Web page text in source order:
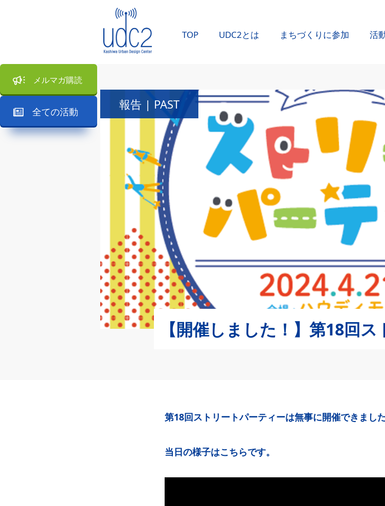
TOP UDC2とは まちづくりに参加 活
メルマガ購読
全ての活動 報告 | PAST
【開催しました！】第18回
第18回ストリートパーティーは無事に開催できまし
当日の様子はこちらです。